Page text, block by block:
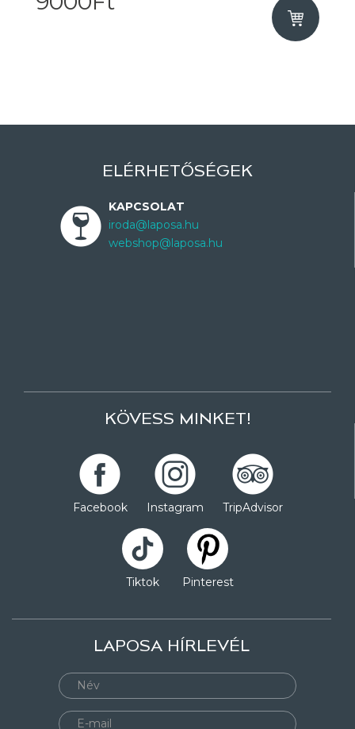
ELÉRHETŐSÉGEK
KAPCSOLAT
iroda@laposa.hu
webshop@laposa.hu
KÖVESS MINKET!
Facebook Instagram TripAdvisor
Tiktok Pinterest
LAPOSA HÍRLEVÉL